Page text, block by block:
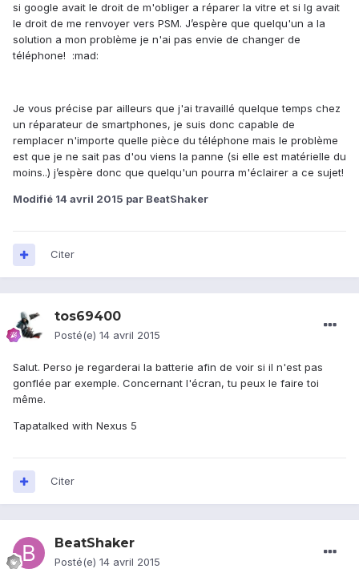
si google avait le droit de m'obliger a réparer la vitre et si lg avait
le droit de me renvoyer vers PSM. J’espère que quelqu'un a la
solution a mon problème je n'ai pas envie de changer de
téléphone! :mad:
Je vous précise par ailleurs que j'ai travaillé quelque temps chez
un réparateur de smartphones, je suis donc capable de
remplacer n'importe quelle pièce du téléphone mais le problème
est que je ne sait pas d'ou viens la panne (si elle est matérielle du
moins..) j’espère donc que quelqu'un pourra m'éclairer a ce sujet!
Modifié 14 avril 2015 par BeatShaker
Citer
tos69400
Posté(e) 14 avril 2015
Salut. Perso je regarderai la batterie afin de voir si il n'est pas
gonflée par exemple. Concernant l'écran, tu peux le faire toi
même.
Tapatalked with Nexus 5
Citer
BeatShaker
Posté(e) 14 avril 2015